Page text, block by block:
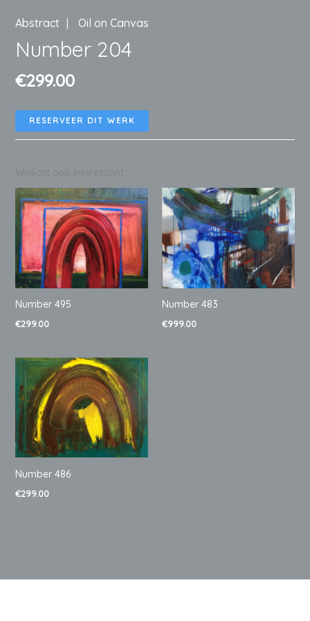
Abstract Oil on Canvas
Number 204
€299.00
RESERVEER DIT WERK
Number 495
€299.00
Number 483
€999.00
Number 486
€299.00